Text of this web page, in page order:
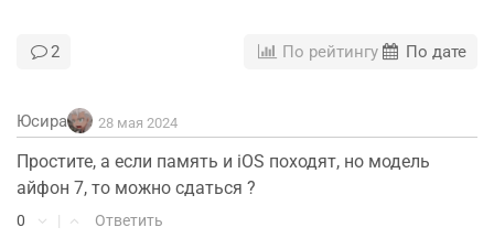
2 По рейтингу По дате
Юсира 28 мая 2024
Простите, а если память и iOS походят, но модель
айфон 7, то можно сдаться ?
0 | Ответить